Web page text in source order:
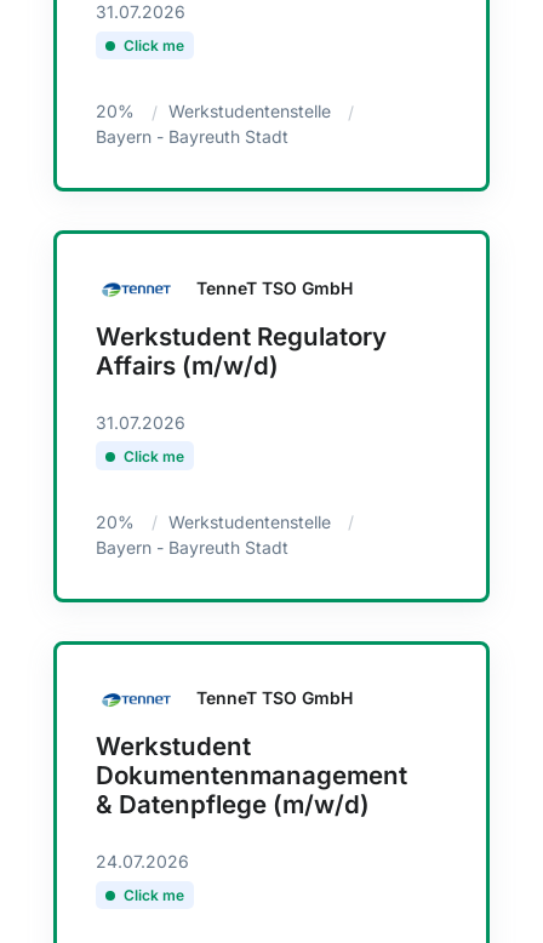
31.07.2026
Click me
20%
Werkstudentenstelle
Bayern - Bayreuth Stadt
TenneT TSO GmbH
Werkstudent Regulatory
Affairs (m/w/d)
31.07.2026
Click me
20%
Werkstudentenstelle
Bayern - Bayreuth Stadt
TenneT TSO GmbH
Werkstudent
Dokumentenmanagement
& Datenpflege (m/w/d)
24.07.2026
Click me